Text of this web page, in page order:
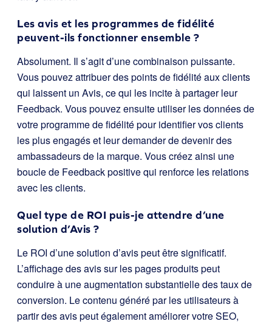
Les avis et les programmes de fidélité
peuvent-ils fonctionner ensemble ?
Absolument. Il s’agit d’une combinaison puissante.
Vous pouvez attribuer des points de fidélité aux clients
qui laissent un Avis, ce qui les incite à partager leur
Feedback. Vous pouvez ensuite utiliser les données de
votre programme de fidélité pour identifier vos clients
les plus engagés et leur demander de devenir des
ambassadeurs de la marque. Vous créez ainsi une
boucle de Feedback positive qui renforce les relations
avec les clients.
Quel type de ROI puis-je attendre d’une
solution d’Avis ?
Le ROI d’une solution d’avis peut être significatif.
L’affichage des avis sur les pages produits peut
conduire à une augmentation substantielle des taux de
conversion. Le contenu généré par les utilisateurs à
partir des avis peut également améliorer votre SEO,